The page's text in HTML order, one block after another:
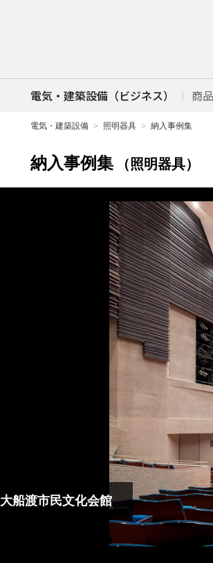
電気・建築設備（ビジネス） 商
電気・建築設備 照明器具 納入事例集
納入事例集 （照明器具）
大船渡市民文化会館